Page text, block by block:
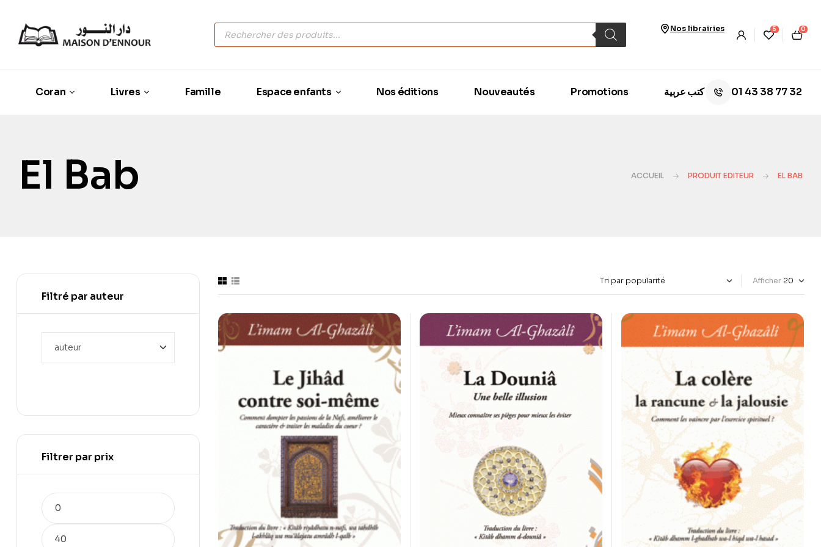
Nos librairies 5 0
Coran Livres Famille Espace enfants Nos éditions Nouveautés Promotions كتب عربية 01 43 38 77 32
El Bab ACCUEIL PRODUIT EDITEUR EL BAB
Afficher
Filtré par auteur
Filtrer par prix